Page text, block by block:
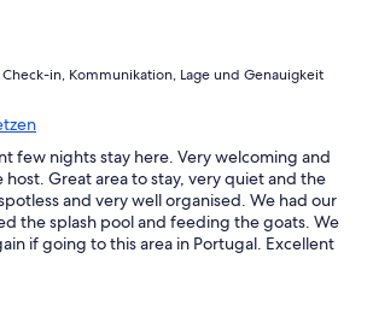
in, Kommunikation, Lage und Genauigkeit
few nights stay here. Very welcoming and
host. Great area to stay, very quiet and the
and very well organised. We had our
the splash pool and feeding the goats. We
if going to this area in Portugal. Excellent